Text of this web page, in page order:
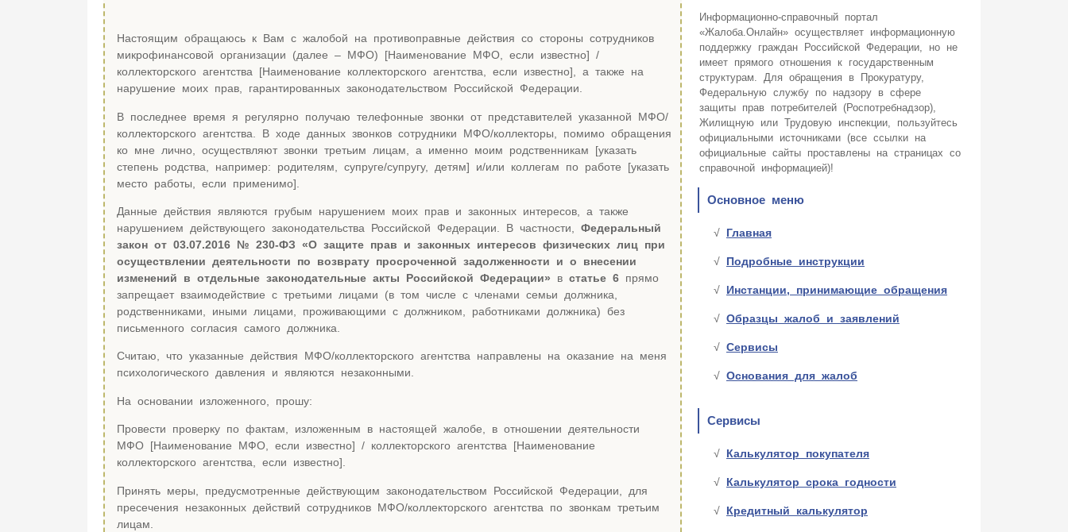
Настоящим обращаюсь к Вам с жалобой на противоправные действия со стороны сотрудников
микрофинансовой организации (далее – МФО) [Наименование МФО, если известно] /
коллекторского агентства [Наименование коллекторского агентства, если известно], а также на
нарушение моих прав, гарантированных законодательством Российской Федерации.
В последнее время я регулярно получаю телефонные звонки от представителей указанной МФО/
коллекторского агентства. В ходе данных звонков сотрудники МФО/коллекторы, помимо обращения
ко мне лично, осуществляют звонки третьим лицам, а именно моим родственникам [указать
степень родства, например: родителям, супруге/супругу, детям] и/или коллегам по работе [указать
место работы, если применимо].
Данные действия являются грубым нарушением моих прав и законных интересов, а также
нарушением действующего законодательства Российской Федерации. В частности, Федеральный
закон от 03.07.2016 № 230-ФЗ «О защите прав и законных интересов физических лиц при
осуществлении деятельности по возврату просроченной задолженности и о внесении
изменений в отдельные законодательные акты Российской Федерации» в статье 6прямо
запрещает взаимодействие с третьими лицами (в том числе с членами семьи должника,
родственниками, иными лицами, проживающими с должником, работниками должника) без
письменного согласия самого должника.
Считаю, что указанные действия МФО/коллекторского агентства направлены на оказание на меня
психологического давления и являются незаконными.
На основании изложенного, прошу:
Провести проверку по фактам, изложенным в настоящей жалобе, в отношении деятельности
МФО [Наименование МФО, если известно] / коллекторского агентства [Наименование
коллекторского агентства, если известно].
Принять меры, предусмотренные действующим законодательством Российской Федерации, для
пресечения незаконных действий сотрудников МФО/коллекторского агентства по звонкам третьим
лицам.
Информационно-справочный портал
«Жалоба.Онлайн» осуществляет информационную
поддержку граждан Российской Федерации, но не
имеет прямого отношения к государственным
структурам. Для обращения в Прокуратуру,
Федеральную службу по надзору в сфере
защиты прав потребителей (Роспотребнадзор),
Жилищную или Трудовую инспекции, пользуйтесь
официальными источниками (все ссылки на
официальные сайты проставлены на страницах со
справочной информацией)!
Основное меню
Главная
Подробные инструкции
Инстанции, принимающие обращения
Образцы жалоб и заявлений
Сервисы
Основания для жалоб
Сервисы
Калькулятор покупателя
Калькулятор срока годности
Кредитный калькулятор